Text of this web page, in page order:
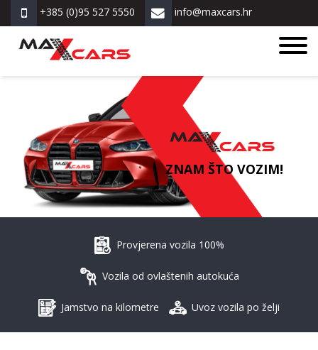
+385 (0)95 527 5550 info@maxcars.hr
ZNAM ŠTO VOZIM!
Provjerena vozila 100%
Vozila od ovlaštenih autokuća
Jamstvo na kilometre Uvoz vozila po želji